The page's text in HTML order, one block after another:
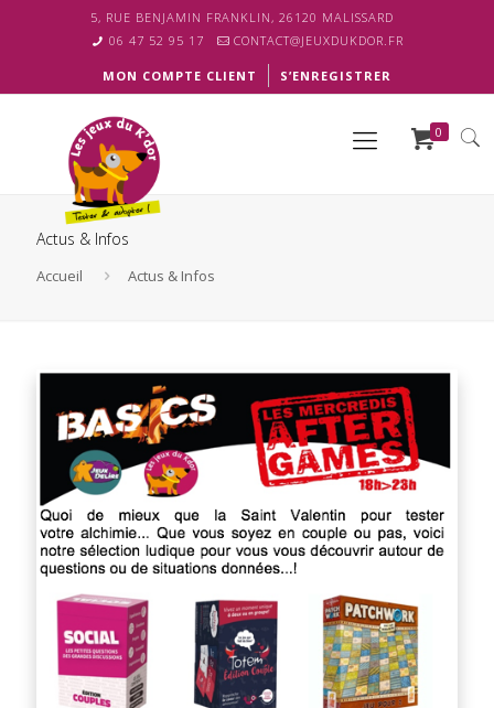
5, RUE BENJAMIN FRANKLIN, 26120 MALISSARD
06 47 52 95 17
CONTACT@JEUXDUKDOR.FR
MON COMPTE CLIENT S’ENREGISTRER
0
Actus & Infos
Accueil Actus & Infos